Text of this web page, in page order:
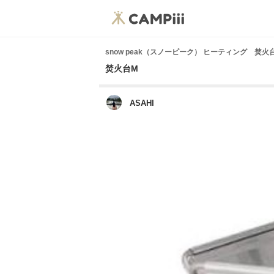
snow peak（スノーピーク） ヒーティング 焚火
焚火台M
ASAHI